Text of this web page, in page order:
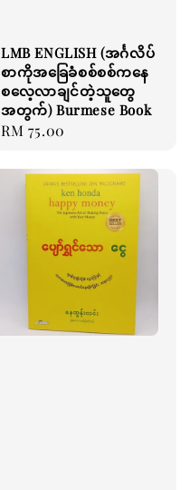
LMB ENGLISH (အင်္ဂလိပ်
စာကိုအခြေခံစစ်စစ်ကနေ
စလေ့လာချင်တဲ့သူတွေ
အတွက်) Burmese Book
Regular
RM 75.00